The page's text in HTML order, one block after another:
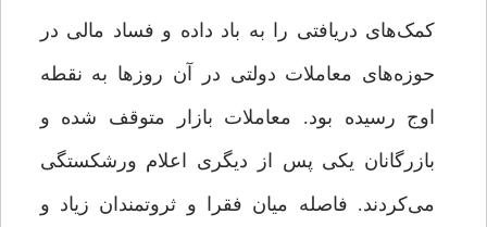
کمک‌های دریافتی را به باد داده و فساد مالی در
حوزه‌های معاملات دولتی در آن روزها به نقطه
اوج رسیده بود. معاملات بازار متوقف شده و
بازرگانان یکی پس از دیگری اعلام ورشکستگی
می‌کردند. فاصله میان فقرا و ثروتمندان زیاد و